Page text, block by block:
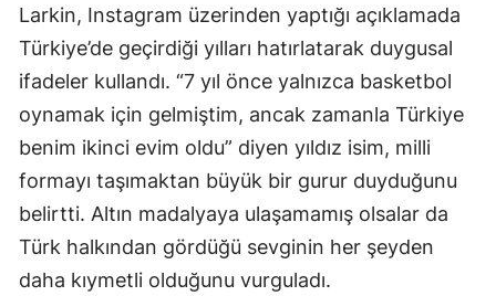
Kırşehir
Kocaeli
Konya
Kütahya
Malatya
Manisa
Larkin, Instagram üzerinden yaptığı açıklamada
Türkiye’de geçirdiği yılları hatırlatarak duygusal
ifadeler kullandı. “7 yıl önce yalnızca basketbol
oynamak için gelmiştim, ancak zamanla Türkiye
benim ikinci evim oldu” diyen yıldız isim, milli
formayı taşımaktan büyük bir gurur duyduğunu
belirtti. Altın madalyaya ulaşamamış olsalar da
Türk halkından gördüğü sevginin her şeyden
daha kıymetli olduğunu vurguladı.